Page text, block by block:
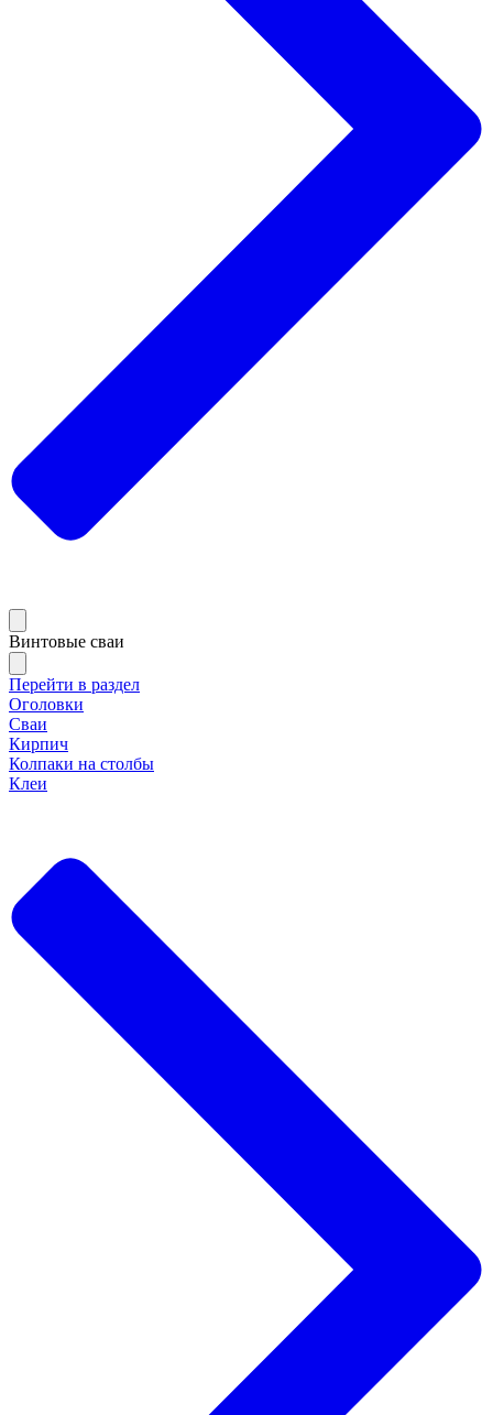
Винтовые сваи
Перейти в раздел
Оголовки
Сваи
Кирпич
Колпаки на столбы
Клеи